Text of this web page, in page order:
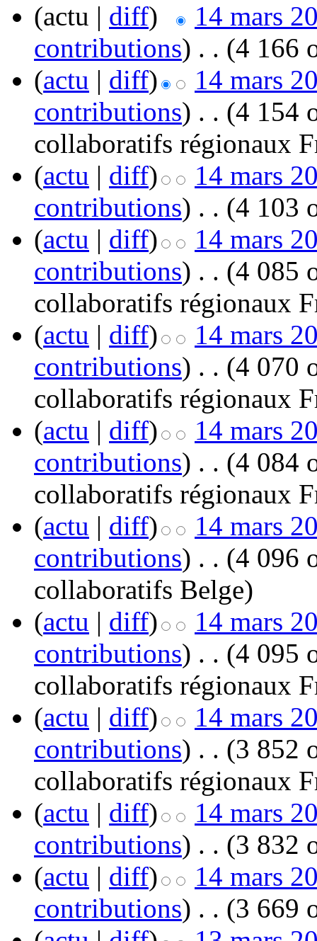
(actu | diff)
14 mars
contributions) . . (4 166
(actu | diff)
14 mars
contributions) . . (4 154
collaboratifs régionaux
(actu | diff)
14 mars
contributions) . . (4 103
(actu | diff)
14 mars
contributions) . . (4 085
collaboratifs régionaux
(actu | diff)
14 mars
contributions) . . (4 070
collaboratifs régionaux
(actu | diff)
14 mars
contributions) . . (4 084
collaboratifs régionaux
(actu | diff)
14 mars
contributions) . . (4 096
collaboratifs Belge)
(actu | diff)
14 mars
contributions) . . (4 095
collaboratifs régionaux
(actu | diff)
14 mars
contributions) . . (3 852
collaboratifs régionaux
(actu | diff)
14 mars
contributions) . . (3 832
(actu | diff)
14 mars
contributions) . . (3 669